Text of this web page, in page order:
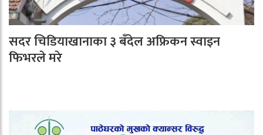
सदर चिडियाखानाका ३ बँदेल अफ्रिकन स्वाइन
फिभरले मरे